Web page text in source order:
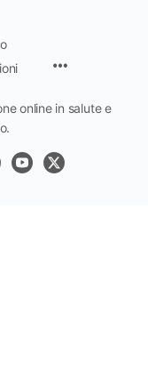
online in salute e